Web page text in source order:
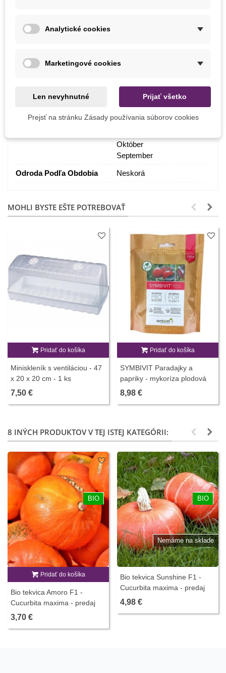
Výrobca
Pestovanie V exteriéri
Odroda Nehybridné
Mrazuvzdornosť Nie
Október
September
Odroda Podľa Obdobia Neskorá
MOHLI BYSTE EŠTE POTREBOVAŤ
Pridať do košíka
Miniskleník s ventiláciou - 47
x 20 x 20 cm - 1 ks
7,50 €
Pridať do košíka
SYMBIVIT Paradajky a
papriky - mykoríza plodová
zelenina - 150 g
8,98 €
8 INÝCH PRODUKTOV V TEJ ISTEJ KATEGÓRII:
BIO
Pridať do košíka
Bio tekvica Amoro F1 -
Cucurbita maxima - predaj
bio semien - 5 ks
3,70 €
BIO
Nemáme na sklade
Bio tekvica Sunshine F1 -
Cucurbita maxima - predaj
bio semien - 6 ks
4,98 €
Analytické cookies
Marketingové cookies
Len nevyhnutné Prijať všetko
Prejsť na stránku Zásady používania súborov cookies